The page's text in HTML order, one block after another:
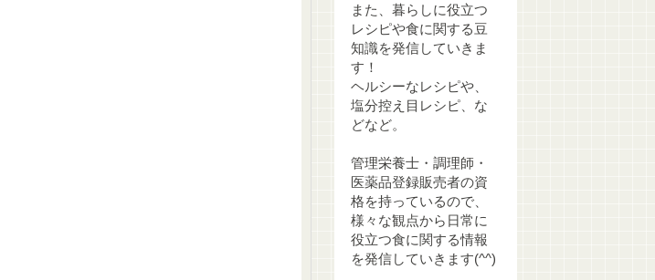
また、暮らしに役立つ
レシピや食に関する豆
知識を発信していきま
す！
ヘルシーなレシピや、
塩分控え目レシピ、な
どなど。
管理栄養士・調理師・
医薬品登録販売者の資
格を持っているので、
様々な観点から日常に
役立つ食に関する情報
を発信していきます(^^)